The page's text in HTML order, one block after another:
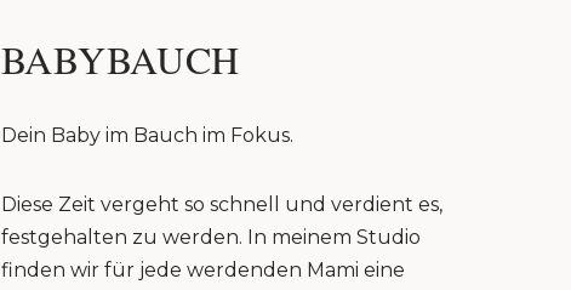
BABYBAUCH
Dein Baby im Bauch im Fokus.
Diese Zeit vergeht so schnell und verdient es,
festgehalten zu werden. In meinem Studio
finden wir für jede werdenden Mami eine